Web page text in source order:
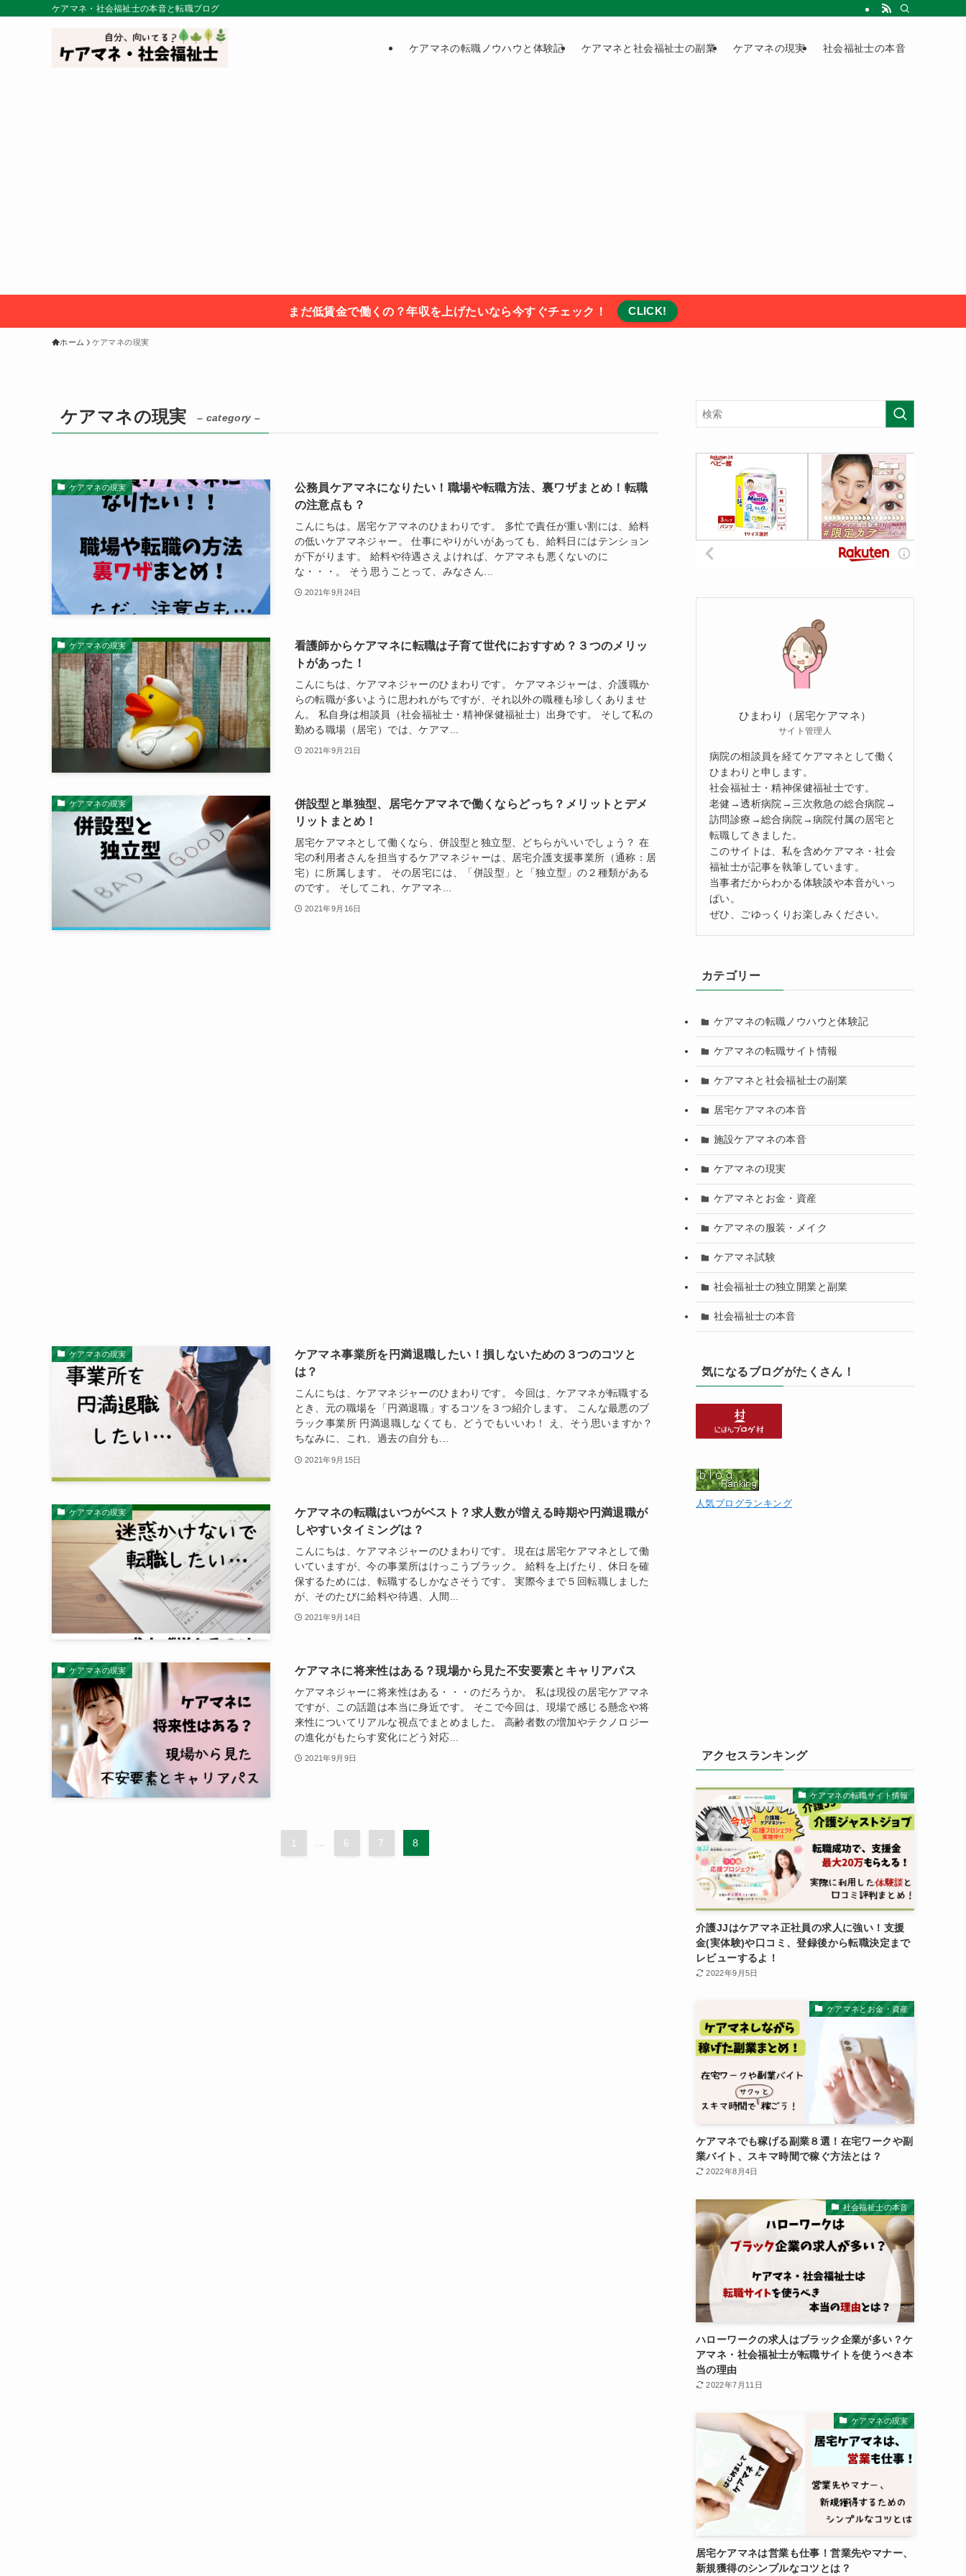
ケアマネ・社会福祉士の本音と転職ブログ
ケアマネの転職ノウハウと体験記 ケアマネと社会福祉士の副業 ケアマネの現実 社会福祉士の本音
まだ低賃金で働くの？年収を上げたいなら今すぐチェック！ CLICK!
ホーム ケアマネの現実
ケアマネの現実 – category –
ケアマネの現実
公務員ケアマネになりたい！職場や転職方法、裏ワザまとめ！転職
の注意点も？
こんにちは。居宅ケアマネのひまわりです。 多忙で責任が重い割には、給料
の低いケアマネジャー。 仕事にやりがいがあっても、給料日にはテンション
が下がります。 給料や待遇さえよければ、ケアマネも悪くないのに
な・・・。 そう思うことって、みなさん...
2021年9月24日
ケアマネの現実
看護師からケアマネに転職は子育て世代におすすめ？３つのメリッ
トがあった！
こんにちは、ケアマネジャーのひまわりです。 ケアマネジャーは、介護職か
らの転職が多いように思われがちですが、それ以外の職種も珍しくありませ
ん。 私自身は相談員（社会福祉士・精神保健福祉士）出身です。 そして私の
勤める職場（居宅）では、ケアマ...
2021年9月21日
ケアマネの現実
併設型と単独型、居宅ケアマネで働くならどっち？メリットとデメ
リットまとめ！
居宅ケアマネとして働くなら、併設型と独立型、どちらがいいでしょう？ 在
宅の利用者さんを担当するケアマネジャーは、居宅介護支援事業所（通称：居
宅）に所属します。 その居宅には、「併設型」と「独立型」の２種類がある
のです。 そしてこれ、ケアマネ...
2021年9月16日
ケアマネの現実
ケアマネ事業所を円満退職したい！損しないための３つのコツと
は？
こんにちは、ケアマネジャーのひまわりです。 今回は、ケアマネが転職する
とき、元の職場を「円満退職」するコツを３つ紹介します。 こんな最悪のブ
ラック事業所 円満退職しなくても、どうでもいいわ！ え、そう思いますか？
ちなみに、これ、過去の自分も...
2021年9月15日
ケアマネの現実
ケアマネの転職はいつがベスト？求人数が増える時期や円満退職が
しやすいタイミングは？
こんにちは、ケアマネジャーのひまわりです。 現在は居宅ケアマネとして働
いていますが、今の事業所はけっこうブラック。 給料を上げたり、休日を確
保するためには、転職するしかなさそうです。 実際今まで５回転職しました
が、そのたびに給料や待遇、人間...
2021年9月14日
ケアマネの現実 ケアマネに将来性はある？現場から見た不安要素とキャリアパス
ケアマネジャーに将来性はある・・・のだろうか。 私は現役の居宅ケアマネ
ですが、この話題は本当に身近です。 そこで今回は、現場で感じる懸念や将
来性についてリアルな視点でまとめました。 高齢者数の増加やテクノロジー
の進化がもたらす変化にどう対応...
2021年9月9日
1 6 7 8
ひまわり（居宅ケアマネ）
サイト管理人
病院の相談員を経てケアマネとして働く
ひまわりと申します。
社会福祉士・精神保健福祉士です。
老健→透析病院→三次救急の総合病院→
訪問診療→総合病院→病院付属の居宅と
転職してきました。
このサイトは、私を含めケアマネ・社会
福祉士が記事を執筆しています。
当事者だからわかる体験談や本音がいっ
ぱい。
ぜひ、ごゆっくりお楽しみください。
カテゴリー
ケアマネの転職ノウハウと体験記
ケアマネの転職サイト情報
ケアマネと社会福祉士の副業
居宅ケアマネの本音
施設ケアマネの本音
ケアマネの現実
ケアマネとお金・資産
ケアマネの服装・メイク
ケアマネ試験
社会福祉士の独立開業と副業
社会福祉士の本音
気になるブログがたくさん！
人気ブログランキング
アクセスランキング
ケアマネの転職サイト情報
介護JJはケアマネ正社員の求人に強い！支援
金(実体験)や口コミ、登録後から転職決定まで
レビューするよ！
2022年9月5日
ケアマネとお金・資産
ケアマネでも稼げる副業８選！在宅ワークや副
業バイト、スキマ時間で稼ぐ方法とは？
2022年8月4日
社会福祉士の本音
ハローワークの求人はブラック企業が多い？ケ
アマネ・社会福祉士が転職サイトを使うべき本
当の理由
2022年7月11日
ケアマネの現実
居宅ケアマネは営業も仕事！営業先やマナー、
新規獲得のシンプルなコツとは？